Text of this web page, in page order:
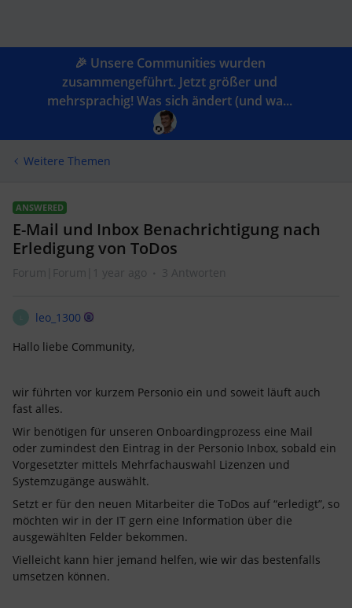
🎉 Unsere Communities wurden
zusammengeführt. Jetzt größer und
mehrsprachig! Was sich ändert (und wa...
Weitere Themen
ANSWERED
E-Mail und Inbox Benachrichtigung nach
Erledigung von ToDos
Forum|Forum|1 year ago 3 Antworten
leo_1300
Hallo liebe Community,
wir führten vor kurzem Personio ein und soweit läuft auch
fast alles.
Wir benötigen für unseren Onboardingprozess eine Mail
oder zumindest den Eintrag in der Personio Inbox, sobald ein
Vorgesetzter mittels Mehrfachauswahl Lizenzen und
Systemzugänge auswählt.
Setzt er für den neuen Mitarbeiter die ToDos auf “erledigt”, so
möchten wir in der IT gern eine Information über die
ausgewählten Felder bekommen.
Vielleicht kann hier jemand helfen, wie wir das bestenfalls
umsetzen können.